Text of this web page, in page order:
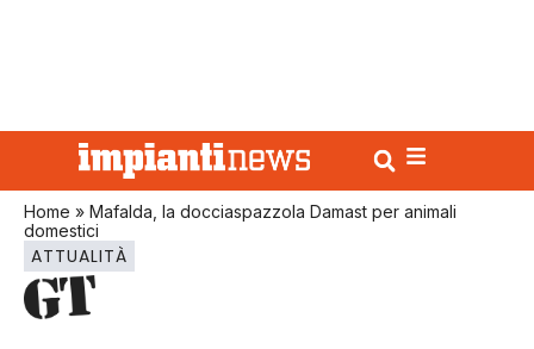
Home » Mafalda, la docciaspazzola Damast per animali
domestici
ATTUALITÀ